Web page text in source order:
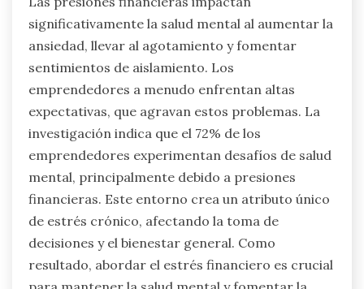
trabajo y la vida personal es crucial para la
estabilidad de la salud mental a largo plazo.
¿Cómo influyen las presiones
financieras en la salud mental?
Las presiones financieras impactan
significativamente la salud mental al aumentar la
ansiedad, llevar al agotamiento y fomentar
sentimientos de aislamiento. Los
emprendedores a menudo enfrentan altas
expectativas, que agravan estos problemas. La
investigación indica que el 72% de los